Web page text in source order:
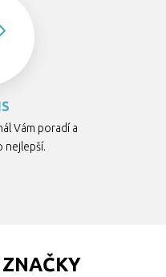
Vám poradí a
nejlepší.